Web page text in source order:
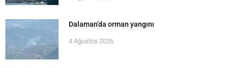
Dalaman’da orman yangını
4 Ağustos 2026